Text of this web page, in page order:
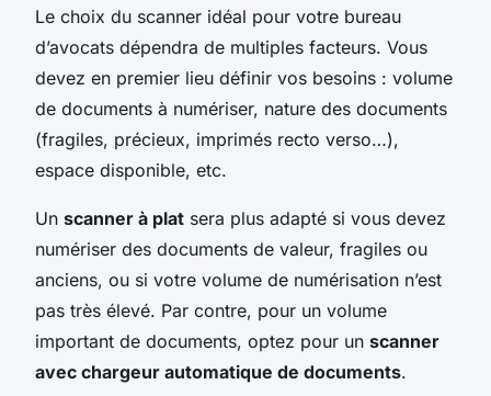
Le choix du scanner idéal pour votre bureau
d’avocats dépendra de multiples facteurs. Vous
devez en premier lieu définir vos besoins : volume
de documents à numériser, nature des documents
(fragiles, précieux, imprimés recto verso…),
espace disponible, etc.
Un scanner à plat sera plus adapté si vous devez
numériser des documents de valeur, fragiles ou
anciens, ou si votre volume de numérisation n’est
pas très élevé. Par contre, pour un volume
important de documents, optez pour un scanner
avec chargeur automatique de documents.